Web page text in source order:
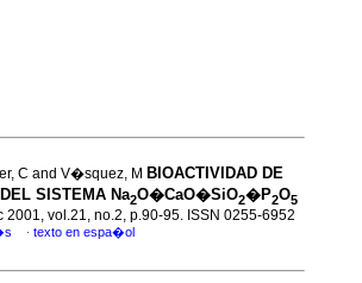
C and V�squez, M BIOACTIVIDAD DE
SISTEMA Na2O�CaO�SiO2�P2O5
2001, vol.21, no.2, p.90-95. ISSN 0255-6952
· texto en espa�ol